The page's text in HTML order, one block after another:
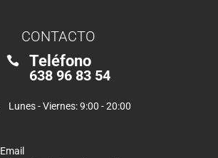
CONTACTO
 Teléfono
638 96 83 54
Lunes - Viernes: 9:00 - 20:00
Email